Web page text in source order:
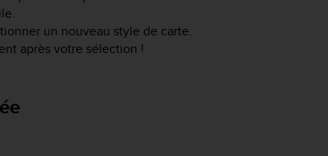
un nouveau style de carte.
après votre sélection !